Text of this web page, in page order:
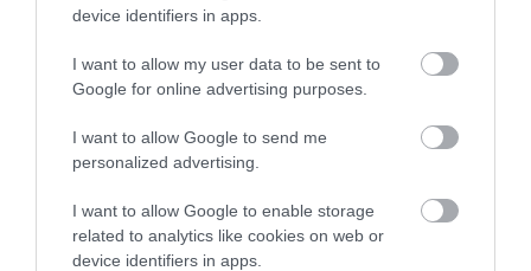
device identifiers in apps.
I want to allow my user data to be sent to
Google for online advertising purposes.
I want to allow Google to send me
personalized advertising.
I want to allow Google to enable storage
related to analytics like cookies on web or
device identifiers in apps.
07.08.2026 | 13:05
Συντάξεις: Ποιοι θα πάρουν
αύξηση το 2027 – Τα ποσά
στρέμματα στο Νησί – Νέες
εικόνες
07.08.2026 | 12:45
Όλες οι τελευταίες ειδήσεις
ΠΕΡΙΣΣΟΤΕΡΑ ΑΠΟ ΕΙΔΗΣΕΙΣ ΕΥΒΟΙΑ